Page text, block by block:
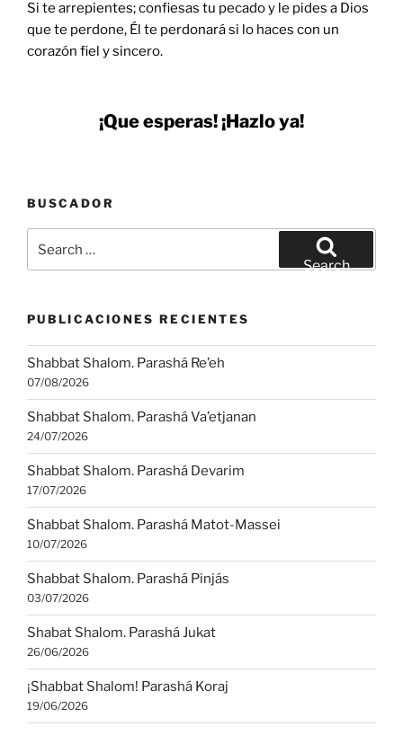
Si te arrepientes; confiesas tu pecado y le pides a Dios
que te perdone, Él te perdonará si lo haces con un
corazón fiel y sincero.
¡Que esperas! ¡Hazlo ya!
BUSCADOR
for:
Search
PUBLICACIONES RECIENTES
Shabbat Shalom. Parashá Re’eh
07/08/2026
Shabbat Shalom. Parashá Va’etjanan
24/07/2026
Shabbat Shalom. Parashá Devarim
17/07/2026
Shabbat Shalom. Parashá Matot-Massei
10/07/2026
Shabbat Shalom. Parashá Pinjás
03/07/2026
Shabat Shalom. Parashá Jukat
26/06/2026
¡Shabbat Shalom! Parashá Koraj
19/06/2026